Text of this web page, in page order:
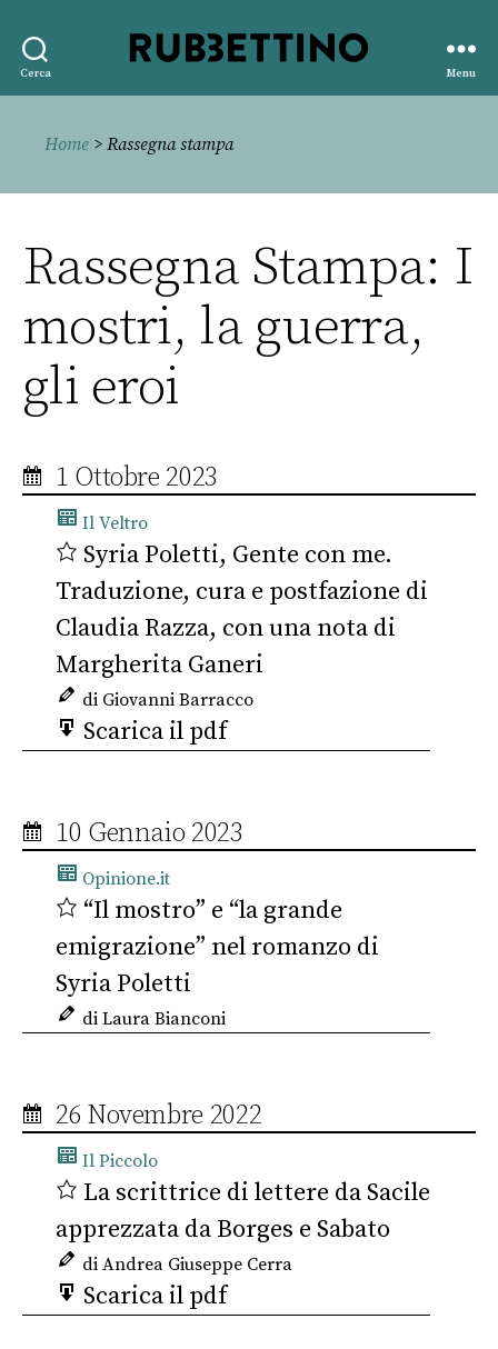
Cerca
editore
Menu
Home > Rassegna stampa
Rassegna Stampa: I
mostri, la guerra,
gli eroi
1 Ottobre 2023
Il Veltro
Syria Poletti, Gente con me.
Traduzione, cura e postfazione di
Claudia Razza, con una nota di
Margherita Ganeri
di Giovanni Barracco
Scarica il pdf
10 Gennaio 2023
Opinione.it
“Il mostro” e “la grande
emigrazione” nel romanzo di
Syria Poletti
di Laura Bianconi
26 Novembre 2022
Il Piccolo
La scrittrice di lettere da Sacile
apprezzata da Borges e Sabato
di Andrea Giuseppe Cerra
Scarica il pdf